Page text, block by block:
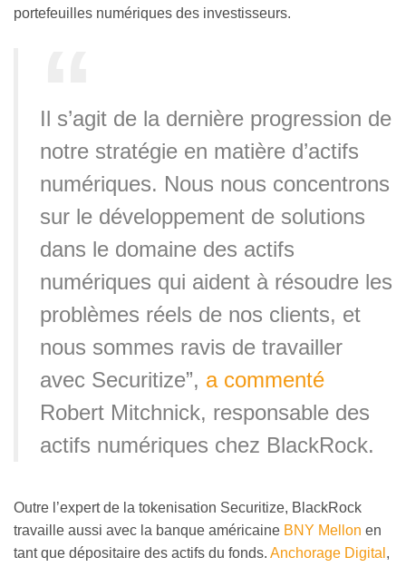
portefeuilles numériques des investisseurs.
Il s’agit de la dernière progression de
notre stratégie en matière d’actifs
numériques. Nous nous concentrons
sur le développement de solutions
dans le domaine des actifs
numériques qui aident à résoudre les
problèmes réels de nos clients, et
nous sommes ravis de travailler
avec Securitize”, a commenté
Robert Mitchnick, responsable des
actifs numériques chez BlackRock.
Outre l’expert de la tokenisation Securitize, BlackRock
travaille aussi avec la banque américaine BNY Mellon en
tant que dépositaire des actifs du fonds. Anchorage Digital ,